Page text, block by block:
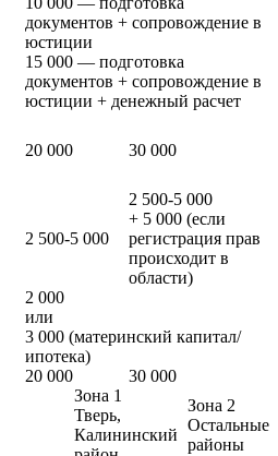
документов + сопровождение в
юстиции
15 000 — подготовка
документов + сопровождение в
юстиции + денежный расчет
20 000 30 000
2 500-5 000
2 500-5 000
+ 5 000 (если
регистрация прав
происходит в
области)
2 000
или
3 000 (материнский капитал/
ипотека)
20 000 30 000
Зона 1
Тверь,
Калининский
Зона 2
Остальные
районы